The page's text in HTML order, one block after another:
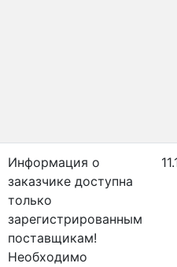
Информация о
заказчике доступна
только
зарегистрированным
поставщикам!
Необходимо